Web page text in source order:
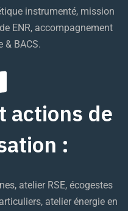
instrumenté, mission
ENR, accompagnement
& BACS.
actions de
:
atelier RSE, écogestes
atelier énergie en